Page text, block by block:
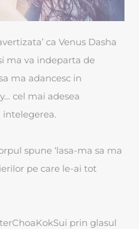
ca Venus Dasha
ma va indeparta de
ma adancesc in
cel mai adesea
intelegerea.
spune ‘lasa-ma sa ma
pe care le-ai tot
prin glasul